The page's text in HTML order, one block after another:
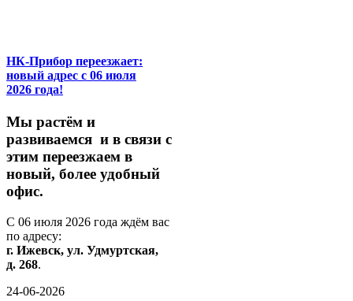
НК-Прибор переезжает:
новый адрес с 06 июля
2026 года!
Мы растём и
развиваемся и в связи с
этим переезжаем в
новый, более удобный
офис.
С 06 июля 2026 года ждём вас
по адресу:
г. Ижевск, ул. Удмуртская,
д. 268.
24-06-2026